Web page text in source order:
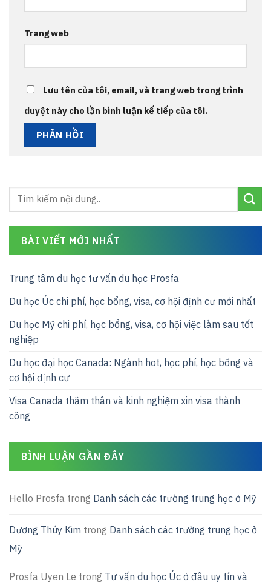
Trang web
Lưu tên của tôi, email, và trang web trong trình
duyệt này cho lần bình luận kế tiếp của tôi.
BÀI VIẾT MỚI NHẤT
Trung tâm du học tư vấn du học Prosfa
Du học Úc chi phí, học bổng, visa, cơ hội định cư mới nhất
Du học Mỹ chi phí, học bổng, visa, cơ hội việc làm sau tốt
nghiệp
Du học đại học Canada: Ngành hot, học phí, học bổng và
cơ hội định cư
Visa Canada thăm thân và kinh nghiệm xin visa thành
công
BÌNH LUẬN GẦN ĐÂY
Hello Prosfa trong Danh sách các trường trung học ở Mỹ
Dương Thúy Kim trong Danh sách các trường trung học ở
Mỹ
Prosfa Uyen Le trong Tư vấn du học Úc ở đâu uy tín và